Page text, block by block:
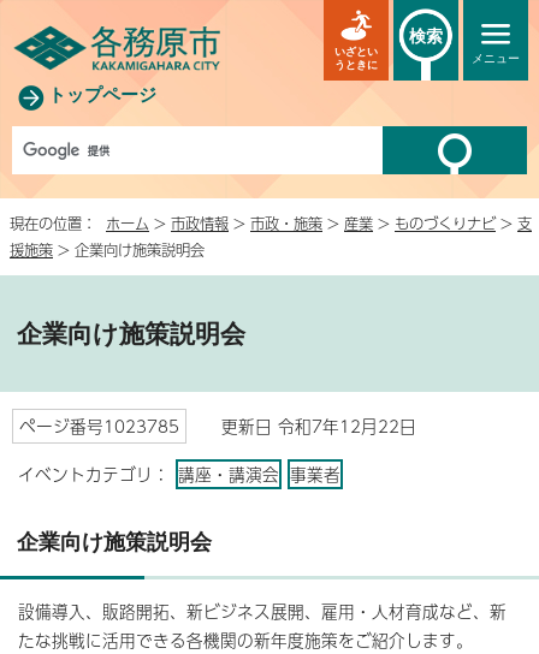
トップページ
メニュー
いざとい
うときに
検索
現在の位置： ホーム > 市政情報 > 市政・施策 > 産業 > ものづくりナビ> 支
援施策 > 企業向け施策説明会
企業向け施策説明会
ページ番号1023785
更新日 令和7年12月22日
イベントカテゴリ： 講座・講演会 事業者
企業向け施策説明会
設備導入、販路開拓、新ビジネス展開、雇用・人材育成など、新
たな挑戦に活用できる各機関の新年度施策をご紹介します。